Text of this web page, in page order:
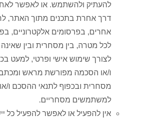
להעתיק ולהשתמש. או לאפשר
דרך אחרת בתכנים מתוך האתר,
אחרים, בפרסומים אלקטרוניים,
לכל מטרה, בין מסחרית ובין
לצורך שימוש אישי ופרטי, למעט
ו/או הסכמה מפורשת מראש ומכתב
מסחרית ובכפוף לתנאי ההסכם ו/
למשתמשים מסחריים.
אין להפעיל או לאפשר להפעיל כל